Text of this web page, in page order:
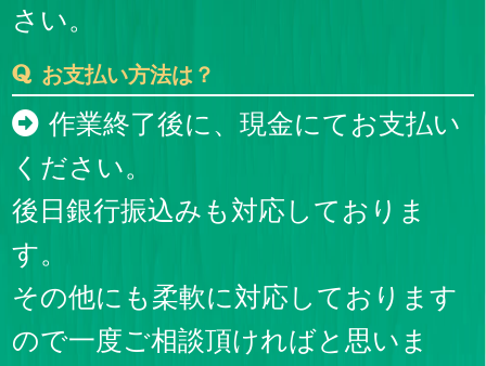
さい。
お支払い方法は？
作業終了後に、現金にてお支払い
ください。
後日銀行振込みも対応しておりま
す。
その他にも柔軟に対応しております
ので一度ご相談頂ければと思いま